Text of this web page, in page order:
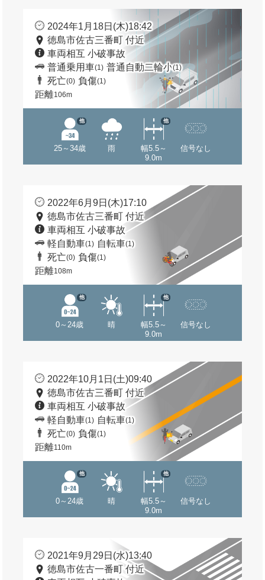
2024年1月18日(木)18:42
徳島市佐古三番町 付近
車両相互 小破事故
普通乗用車(1) 普通自動二輪小(1)
死亡(0) 負傷(1)
距離106m
25～34歳
他
雨
幅5.5～
9.0m
他
信号なし
2022年6月9日(木)17:10
徳島市佐古三番町 付近
車両相互 小破事故
軽自動車(1) 自転車(1)
死亡(0) 負傷(1)
距離108m
0～24歳
他
晴
幅5.5～
9.0m
他
信号なし
2022年10月1日(土)09:40
徳島市佐古三番町 付近
車両相互 小破事故
軽自動車(1) 自転車(1)
死亡(0) 負傷(1)
距離110m
0～24歳
他
晴
幅5.5～
9.0m
他
信号なし
2021年9月29日(水)13:40
徳島市佐古一番町 付近